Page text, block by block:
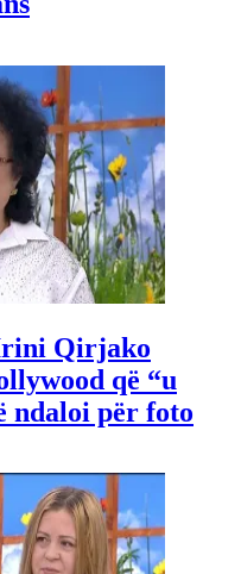
Qirjako
që “u
ndaloi për foto